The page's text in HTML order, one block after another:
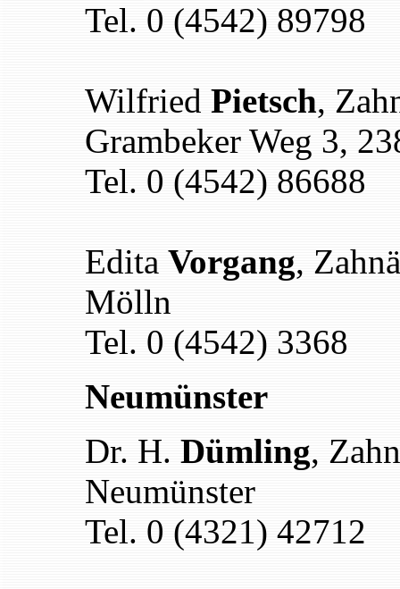
Tel. 0 (4542) 89798
Wilfried Pietsch,
Grambeker Weg 3,
Tel. 0 (4542) 86688
Edita Vorgang,
Mölln
Tel. 0 (4542) 3368
Neumünster
Dr. H. Dümling,
Neumünster
Tel. 0 (4321) 42712